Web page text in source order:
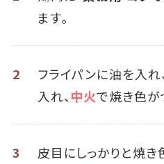
ます。
2
フライパンに油を入
入れ、 中火で焼き色が
3
皮目にしっかりと焼き